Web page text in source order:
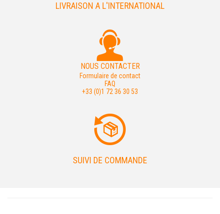
LIVRAISON A L'INTERNATIONAL
NOUS CONTACTER
Formulaire de contact
FAQ
+33 (0)1 72 36 30 53
SUIVI DE COMMANDE